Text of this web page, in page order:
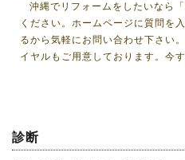
沖縄でリフォーム をしたいなら
ください。ホームページに質問を
るから気軽にお問い合わせ下さい
イヤルもご用意しております。今
診断